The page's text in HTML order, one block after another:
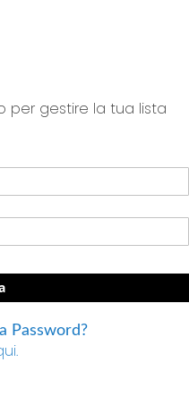
per gestire la tua lista
Password?